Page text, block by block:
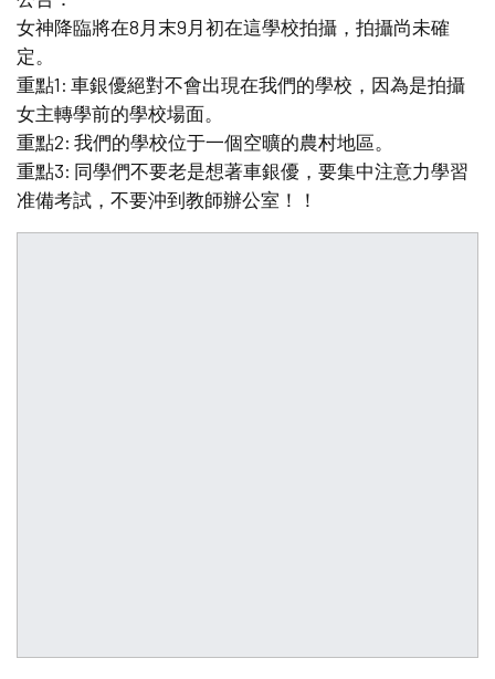
女神降臨將在8月末9月初在這學校拍攝，拍攝尚未確
定。
重點1: 車銀優絕對不會出現在我們的學校，因為是拍攝
女主轉學前的學校場面。
重點2: 我們的學校位于一個空曠的農村地區。
重點3: 同學們不要老是想著車銀優，要集中注意力學習
准備考試，不要沖到教師辦公室！！